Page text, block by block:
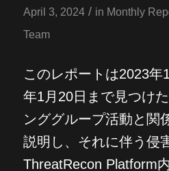
April 3, 2024 / in Monthly
Team
このレポートは2023年
年1月20日まで見つけ
ンググループ活動と関
説明し、それに伴う侵
ThreatRecon Platform